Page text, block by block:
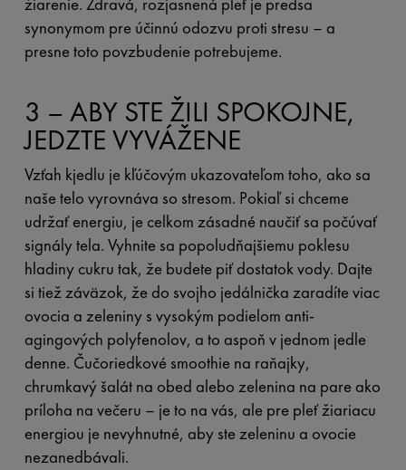
synonymom pre účinnú odozvu proti stresu – a
presne toto povzbudenie potrebujeme.
3 – ABY STE ŽILI SPOKOJNE,
JEDZTE VYVÁŽENE
Vzťah kjedlu je kľúčovým ukazovateľom toho, ako sa
naše telo vyrovnáva so stresom. Pokiaľ si chceme
udržať energiu, je celkom zásadné naučiť sa počúvať
signály tela. Vyhnite sa popoludňajšiemu poklesu
hladiny cukru tak, že budete piť dostatok vody. Dajte
si tiež záväzok, že do svojho jedálnička zaradíte viac
ovocia a zeleniny s vysokým podielom anti-
agingových polyfenolov, a to aspoň v jednom jedle
denne. Čučoriedkové smoothie na raňajky,
chrumkavý šalát na obed alebo zelenina na pare ako
príloha na večeru – je to na vás, ale pre pleť žiariacu
energiou je nevyhnutné, aby ste zeleninu a ovocie
nezanedbávali.